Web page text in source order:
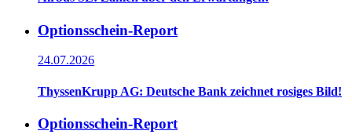
Optionsschein-Report
24.07.2026
ThyssenKrupp AG: Deutsche Bank zeichnet rosiges Bild!
Optionsschein-Report